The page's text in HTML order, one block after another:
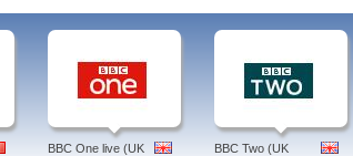
BBC One live (UK
BBC Two (UK